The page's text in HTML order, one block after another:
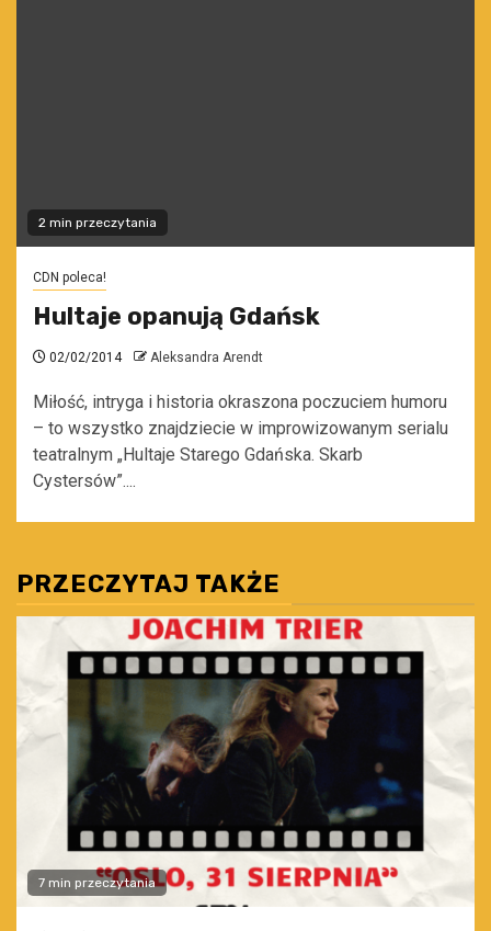
2 min przeczytania
CDN poleca!
Hultaje opanują Gdańsk
02/02/2014 Aleksandra Arendt
Miłość, intryga i historia okraszona poczuciem humoru
– to wszystko znajdziecie w improwizowanym serialu
teatralnym „Hultaje Starego Gdańska. Skarb
Cystersów”....
PRZECZYTAJ TAKŻE
7 min przeczytania